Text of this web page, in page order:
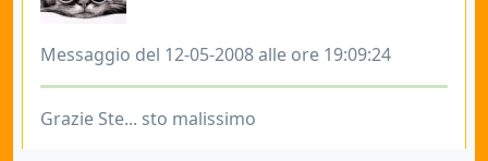
Messaggio del 12-05-2008 alle ore 19:09:24
Grazie Ste... sto malissimo